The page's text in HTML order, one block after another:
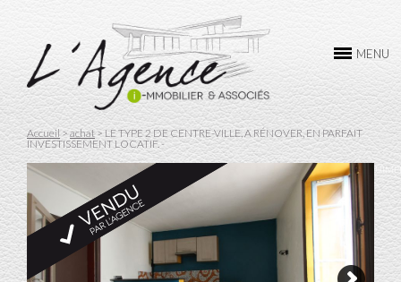
MENU
Accueil >achat> LE TYPE 2 DE CENTRE-VILLE, A RÉNOVER, EN PARFAIT
INVESTISSEMENT LOCATIF. -
LE TYPE 2 DE CENTRE-VILLE, A RÉNOVER, EN PARFAIT INVESTISSEMENT LOCATIF. - A
L’AGENCE
ACHAT
VENTE
LOCATION
GESTION
CONTACTEZ-NOUS